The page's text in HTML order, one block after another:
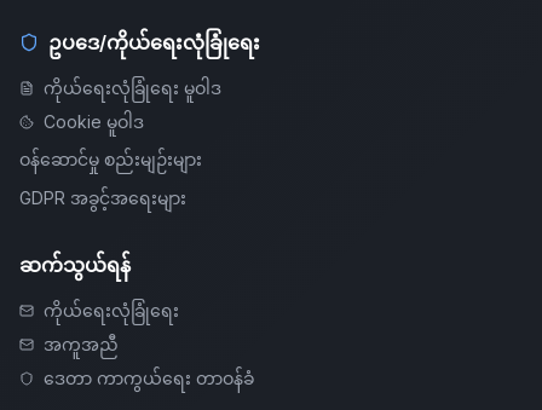
ဥပဒေ/ကိုယ်ရေးလုံခြုံရေး
ကိုယ်ရေးလုံခြုံရေး မူဝါဒ
Cookie မူဝါဒ
ဝန်ဆောင်မှု စည်းမျဉ်းများ
GDPR အခွင့်အရေးများ
ဆက်သွယ်ရန်
ကိုယ်ရေးလုံခြုံရေး
အကူအညီ
ဒေတာ ကာကွယ်ရေး တာဝန်ခံ